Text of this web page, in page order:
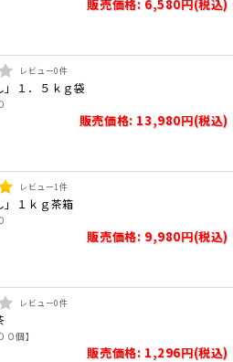
販売価格: 6,580円(税込)
レビュー0件
１．５ｋｇ袋
販売価格: 13,980円(税込)
レビュー1件
」１ｋｇ茶箱
販売価格: 9,980円(税込)
レビュー0件
０個】
販売価格: 1,296円(税込)